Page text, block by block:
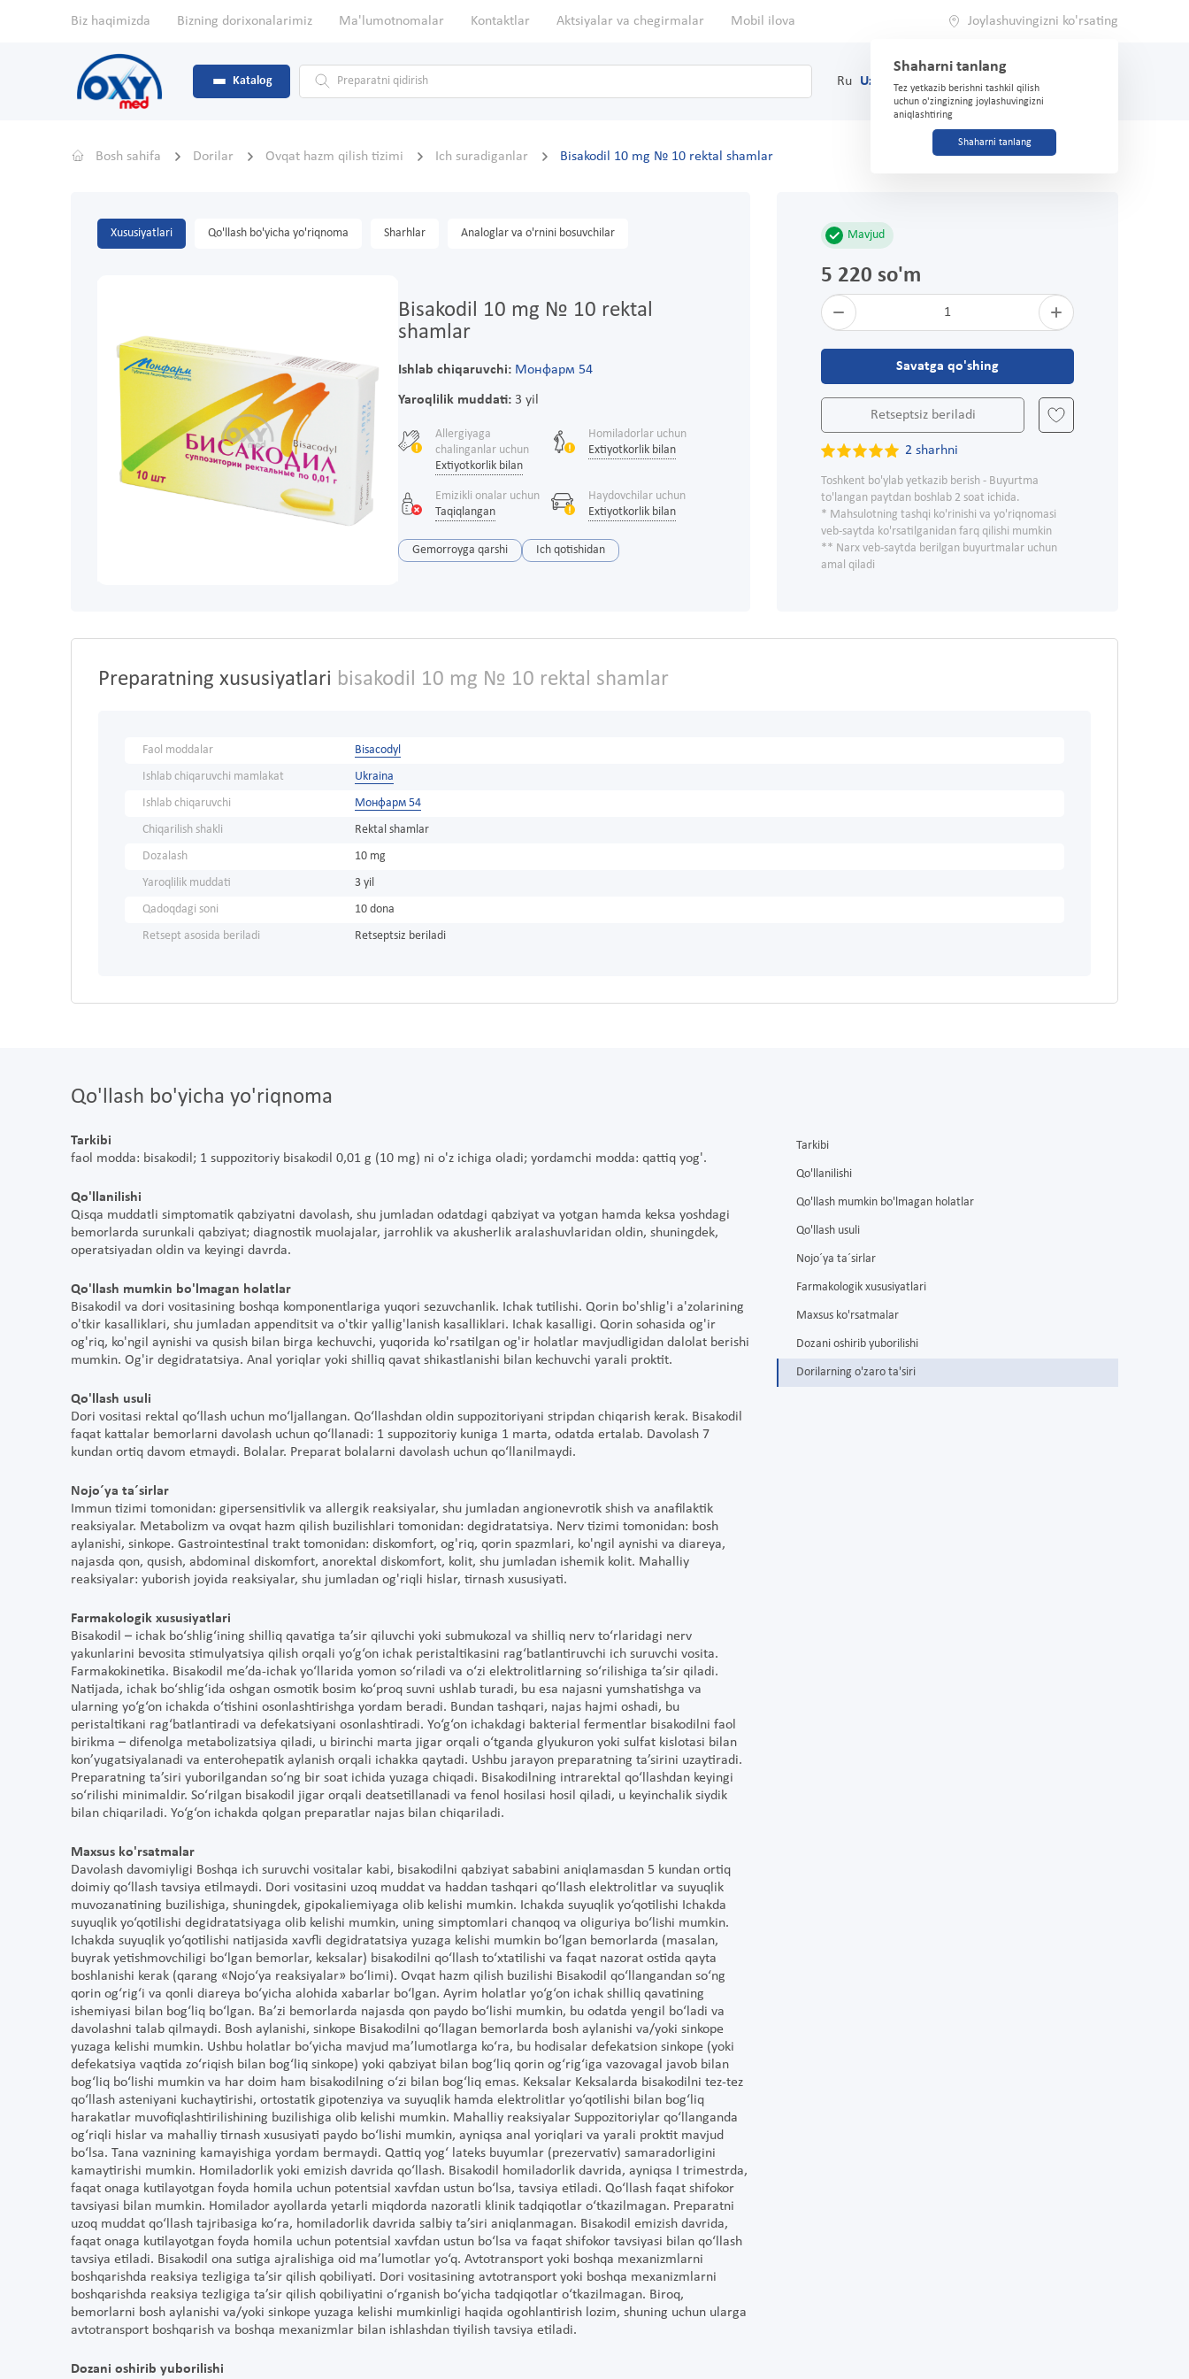
Biz haqimizda Bizning dorixonalarimiz Ma'lumotnomalar Kontaktlar Aktsiyalar va chegirmalar Mobil ilova Joylashuvingizni ko'rsating
Shaharni tanlang
Tez yetkazib berishni tashkil qilish
uchun o'zingizning joylashuvingizni
aniqlashtiring
Shaharni tanlang
Katalog Ru Uz (71) 200-03-03
Bosh sahifa Dorilar Ovqat hazm qilish tizimi Ich suradiganlar Bisakodil 10 mg № 10 rektal shamlar
Xususiyatlari Qo'llash bo'yicha yo'riqnoma Sharhlar Analoglar va o'rnini bosuvchilar
Bisakodil 10 mg № 10 rektal
shamlar
Ishlab chiqaruvchi: Монфарм 54
Yaroqlilik muddati:3 yil
Allergiyaga
chalinganlar uchun
Extiyotkorlik bilan
Homiladorlar uchun
Extiyotkorlik bilan
Emizikli onalar uchun
Taqiqlangan
Haydovchilar uchun
Extiyotkorlik bilan
Gemorroyga qarshi Ich qotishidan
Mavjud
5 220 so'm
1
Savatga qo'shing
Retseptsiz beriladi
2 sharhni
Toshkent bo'ylab yetkazib berish - Buyurtma
to'langan paytdan boshlab 2 soat ichida.
* Mahsulotning tashqi ko'rinishi va yo'riqnomasi
veb-saytda ko'rsatilganidan farq qilishi mumkin
** Narx veb-saytda berilgan buyurtmalar uchun
amal qiladi
Preparatning xususiyatlari bisakodil 10 mg № 10 rektal shamlar
Faol moddalar
Bisacodyl
Ishlab chiqaruvchi mamlakat
Ukraina
Ishlab chiqaruvchi
Монфарм 54
Chiqarilish shakli
Rektal shamlar
Dozalash
10 mg
Yaroqlilik muddati
3 yil
Qadoqdagi soni
10 dona
Retsept asosida beriladi
Retseptsiz beriladi
Qo'llash bo'yicha yo'riqnoma
Tarkibi
faol modda: bisakodil; 1 suppozitoriy bisakodil 0,01 g (10 mg) ni o'z ichiga oladi; yordamchi modda: qattiq yog'.
Qo'llanilishi
Qisqa muddatli simptomatik qabziyatni davolash, shu jumladan odatdagi qabziyat va yotgan hamda keksa yoshdagi
bemorlarda surunkali qabziyat; diagnostik muolajalar, jarrohlik va akusherlik aralashuvlaridan oldin, shuningdek,
operatsiyadan oldin va keyingi davrda.
Qo'llash mumkin bo'lmagan holatlar
Bisakodil va dori vositasining boshqa komponentlariga yuqori sezuvchanlik. Ichak tutilishi. Qorin bo'shlig'i a'zolarining
o'tkir kasalliklari, shu jumladan appenditsit va o'tkir yallig'lanish kasalliklari. Ichak kasalligi. Qorin sohasida og'ir
og'riq, ko'ngil aynishi va qusish bilan birga kechuvchi, yuqorida ko'rsatilgan og'ir holatlar mavjudligidan dalolat berishi
mumkin. Og'ir degidratatsiya. Anal yoriqlar yoki shilliq qavat shikastlanishi bilan kechuvchi yarali proktit.
Qo'llash usuli
Dori vositasi rektal qo‘llash uchun mo‘ljallangan. Qo‘llashdan oldin suppozitoriyani stripdan chiqarish kerak. Bisakodil
faqat kattalar bemorlarni davolash uchun qo‘llanadi: 1 suppozitoriy kuniga 1 marta, odatda ertalab. Davolash 7
kundan ortiq davom etmaydi. Bolalar. Preparat bolalarni davolash uchun qo‘llanilmaydi.
Nojo´ya ta´sirlar
Immun tizimi tomonidan: gipersensitivlik va allergik reaksiyalar, shu jumladan angionevrotik shish va anafilaktik
reaksiyalar. Metabolizm va ovqat hazm qilish buzilishlari tomonidan: degidratatsiya. Nerv tizimi tomonidan: bosh
aylanishi, sinkope. Gastrointestinal trakt tomonidan: diskomfort, og'riq, qorin spazmlari, ko'ngil aynishi va diareya,
najasda qon, qusish, abdominal diskomfort, anorektal diskomfort, kolit, shu jumladan ishemik kolit. Mahalliy
reaksiyalar: yuborish joyida reaksiyalar, shu jumladan og'riqli hislar, tirnash xususiyati.
Farmakologik xususiyatlari
Bisakodil – ichak bo‘shlig‘ining shilliq qavatiga ta’sir qiluvchi yoki submukozal va shilliq nerv to‘rlaridagi nerv
yakunlarini bevosita stimulyatsiya qilish orqali yo‘g‘on ichak peristaltikasini rag‘batlantiruvchi ich suruvchi vosita.
Farmakokinetika. Bisakodil me’da-ichak yo‘llarida yomon so‘riladi va o‘zi elektrolitlarning so‘rilishiga ta’sir qiladi.
Natijada, ichak bo‘shlig‘ida oshgan osmotik bosim ko‘proq suvni ushlab turadi, bu esa najasni yumshatishga va
ularning yo‘g‘on ichakda o‘tishini osonlashtirishga yordam beradi. Bundan tashqari, najas hajmi oshadi, bu
peristaltikani rag‘batlantiradi va defekatsiyani osonlashtiradi. Yo‘g‘on ichakdagi bakterial fermentlar bisakodilni faol
birikma – difenolga metabolizatsiya qiladi, u birinchi marta jigar orqali o‘tganda glyukuron yoki sulfat kislotasi bilan
kon’yugatsiyalanadi va enterohepatik aylanish orqali ichakka qaytadi. Ushbu jarayon preparatning ta’sirini uzaytiradi.
Preparatning ta’siri yuborilgandan so‘ng bir soat ichida yuzaga chiqadi. Bisakodilning intrarektal qo‘llashdan keyingi
so‘rilishi minimaldir. So‘rilgan bisakodil jigar orqali deatsetillanadi va fenol hosilasi hosil qiladi, u keyinchalik siydik
bilan chiqariladi. Yo‘g‘on ichakda qolgan preparatlar najas bilan chiqariladi.
Maxsus ko'rsatmalar
Davolash davomiyligi Boshqa ich suruvchi vositalar kabi, bisakodilni qabziyat sababini aniqlamasdan 5 kundan ortiq
doimiy qo‘llash tavsiya etilmaydi. Dori vositasini uzoq muddat va haddan tashqari qo‘llash elektrolitlar va suyuqlik
muvozanatining buzilishiga, shuningdek, gipokaliemiyaga olib kelishi mumkin. Ichakda suyuqlik yo‘qotilishi Ichakda
suyuqlik yo‘qotilishi degidratatsiyaga olib kelishi mumkin, uning simptomlari chanqoq va oliguriya bo‘lishi mumkin.
Ichakda suyuqlik yo‘qotilishi natijasida xavfli degidratatsiya yuzaga kelishi mumkin bo‘lgan bemorlarda (masalan,
buyrak yetishmovchiligi bo‘lgan bemorlar, keksalar) bisakodilni qo‘llash to‘xtatilishi va faqat nazorat ostida qayta
boshlanishi kerak (qarang «Nojo‘ya reaksiyalar» bo‘limi). Ovqat hazm qilish buzilishi Bisakodil qo‘llangandan so‘ng
qorin og‘rig‘i va qonli diareya bo‘yicha alohida xabarlar bo‘lgan. Ayrim holatlar yo‘g‘on ichak shilliq qavatining
ishemiyasi bilan bog‘liq bo‘lgan. Ba’zi bemorlarda najasda qon paydo bo‘lishi mumkin, bu odatda yengil bo‘ladi va
davolashni talab qilmaydi. Bosh aylanishi, sinkope Bisakodilni qo‘llagan bemorlarda bosh aylanishi va/yoki sinkope
yuzaga kelishi mumkin. Ushbu holatlar bo‘yicha mavjud ma’lumotlarga ko‘ra, bu hodisalar defekatsion sinkope (yoki
defekatsiya vaqtida zo‘riqish bilan bog‘liq sinkope) yoki qabziyat bilan bog‘liq qorin og‘rig‘iga vazovagal javob bilan
bog‘liq bo‘lishi mumkin va har doim ham bisakodilning o‘zi bilan bog‘liq emas. Keksalar Keksalarda bisakodilni tez-tez
qo‘llash asteniyani kuchaytirishi, ortostatik gipotenziya va suyuqlik hamda elektrolitlar yo‘qotilishi bilan bog‘liq
harakatlar muvofiqlashtirilishining buzilishiga olib kelishi mumkin. Mahalliy reaksiyalar Suppozitoriylar qo‘llanganda
og‘riqli hislar va mahalliy tirnash xususiyati paydo bo‘lishi mumkin, ayniqsa anal yoriqlari va yarali proktit mavjud
bo‘lsa. Tana vaznining kamayishiga yordam bermaydi. Qattiq yog‘ lateks buyumlar (prezervativ) samaradorligini
kamaytirishi mumkin. Homiladorlik yoki emizish davrida qo‘llash. Bisakodil homiladorlik davrida, ayniqsa I trimestrda,
faqat onaga kutilayotgan foyda homila uchun potentsial xavfdan ustun bo‘lsa, tavsiya etiladi. Qo‘llash faqat shifokor
tavsiyasi bilan mumkin. Homilador ayollarda yetarli miqdorda nazoratli klinik tadqiqotlar o‘tkazilmagan. Preparatni
uzoq muddat qo‘llash tajribasiga ko‘ra, homiladorlik davrida salbiy ta’siri aniqlanmagan. Bisakodil emizish davrida,
faqat onaga kutilayotgan foyda homila uchun potentsial xavfdan ustun bo‘lsa va faqat shifokor tavsiyasi bilan qo‘llash
tavsiya etiladi. Bisakodil ona sutiga ajralishiga oid ma’lumotlar yo‘q. Avtotransport yoki boshqa mexanizmlarni
boshqarishda reaksiya tezligiga ta’sir qilish qobiliyati. Dori vositasining avtotransport yoki boshqa mexanizmlarni
boshqarishda reaksiya tezligiga ta’sir qilish qobiliyatini o‘rganish bo‘yicha tadqiqotlar o‘tkazilmagan. Biroq,
bemorlarni bosh aylanishi va/yoki sinkope yuzaga kelishi mumkinligi haqida ogohlantirish lozim, shuning uchun ularga
avtotransport boshqarish va boshqa mexanizmlar bilan ishlashdan tiyilish tavsiya etiladi.
Dozani oshirib yuborilishi
Tarkibi
Qo'llanilishi
Qo'llash mumkin bo'lmagan holatlar
Qo'llash usuli
Nojo´ya ta´sirlar
Farmakologik xususiyatlari
Maxsus ko'rsatmalar
Dozani oshirib yuborilishi
Dorilarning o'zaro ta'siri